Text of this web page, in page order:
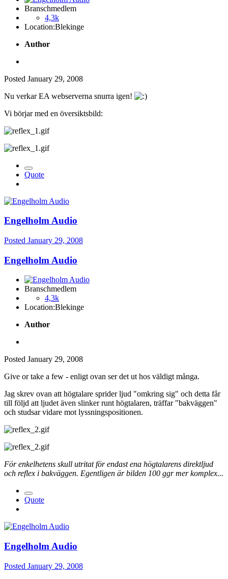
Branschmedlem
4,3k
Location:Blekinge
Author
Posted January 29, 2008
Nu verkar EA webserverna snurra igen!
Vi börjar med en översiktsbild:
Quote
Engelholm Audio
Posted January 29, 2008
Engelholm Audio
Branschmedlem
4,3k
Location:Blekinge
Author
Posted January 29, 2008
Give or take a few - enligt ovan ser det ut hos väldigt många.
Jag skrev ovan att högtalare sprider ljud "omkring sig" och detta får
till följd att ljudet även slinker runt högtalaren, träffar "bakväggen"
och studsar vidare mot lyssningspositionen.
För enkelhetens skull utritat för endast ena högtalarens direktljud
och reflex i bakväggen. Egentligen är bilden 100 ggr mer komplex...
Quote
Engelholm Audio
Posted January 29, 2008